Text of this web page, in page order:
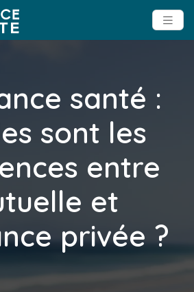
santé :
sont les
entre
et
privée ?